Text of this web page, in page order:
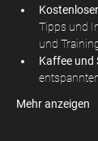
Tipps und
und
Kaffee und
Mehr anzeigen